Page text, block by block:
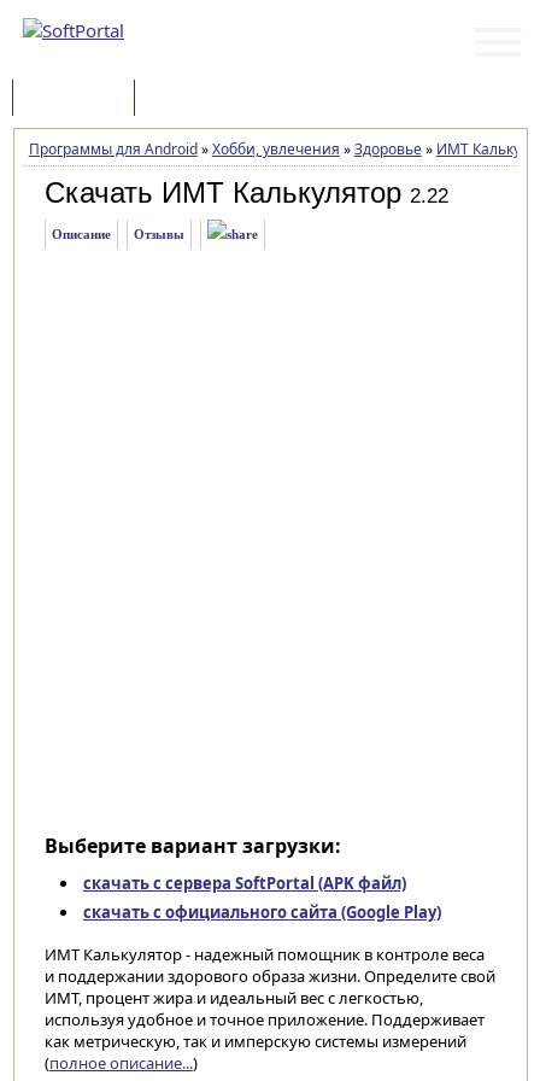
Программы для Android»Хобби, увлечения »Здоровье» ИМТ
Скачать ИМТ Калькулятор 2.22
Описание Отзывы
Выберите вариант загрузки:
скачать с сервера SoftPortal (APK файл)
скачать с официального сайта (Google Play)
ИМТ Калькулятор - надежный помощник в контроле веса
и поддержании здорового образа жизни. Определите свой
ИМТ, процент жира и идеальный вес с легкостью,
используя удобное и точное приложение. Поддерживает
как метрическую, так и имперскую системы измерений
(полное описание...)